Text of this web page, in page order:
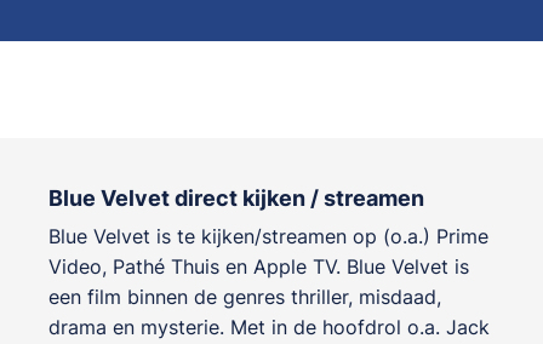
Blue Velvet direct kijken / streamen
Blue Velvet is te kijken/streamen op (o.a.) Prime
Video, Pathé Thuis en Apple TV. Blue Velvet is
een film binnen de genres thriller, misdaad,
drama en mysterie. Met in de hoofdrol o.a. Jack